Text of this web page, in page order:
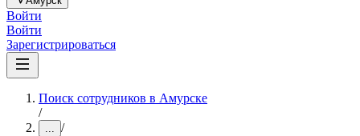
Войти
Войти
Зарегистрироваться
Поиск сотрудников в Амурске
/
... /